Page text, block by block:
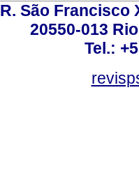
R. São Francisco
20550-013
Tel.: